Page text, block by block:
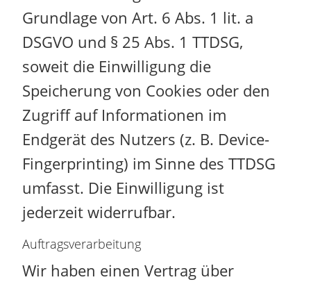
Grundlage von Art. 6 Abs. 1 lit. a
DSGVO und § 25 Abs. 1 TTDSG,
soweit die Einwilligung die
Speicherung von Cookies oder den
Zugriff auf Informationen im
Endgerät des Nutzers (z. B. Device-
Fingerprinting) im Sinne des TTDSG
umfasst. Die Einwilligung ist
jederzeit widerrufbar.
Auftragsverarbeitung
Wir haben einen Vertrag über